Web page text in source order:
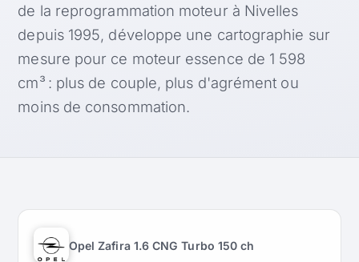
de la reprogrammation moteur à Nivelles
depuis 1995, développe une cartographie sur
mesure pour ce moteur essence de 1 598
cm³ : plus de couple, plus d'agrément ou
moins de consommation.
Opel Zafira 1.6 CNG Turbo 150 ch